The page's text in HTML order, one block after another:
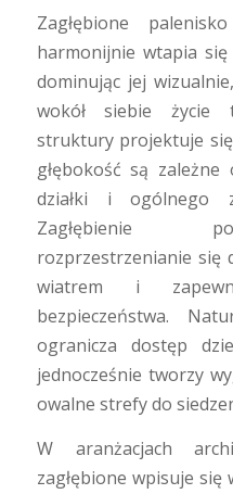
Zagłębione
harmonijnie wtapia
dominując jej
wokół siebie życie
struktury projektuje
głębokość są
działki i ogólnego
Zagłębienie
rozprzestrzenianie się
wiatrem i
bezpieczeństwa.
ogranicza dostęp
jednocześnie tworzy
owalne strefy do
W aranżacjach
zagłębione wpisuje